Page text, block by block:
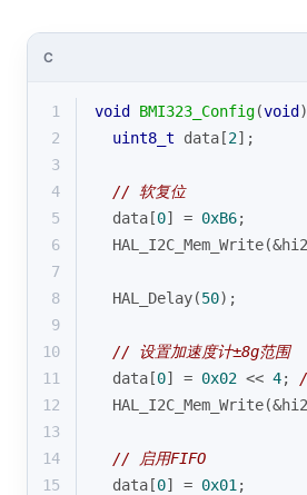
C
1 void BMI323_Config(void )
2
uint8_t data[2];
3
4
// 软复位
5
  data[
0] = 0xB6;
6
7
8
  HAL_Delay(
50);
9
10
// 设置加速度计±8g范围
11
  data[
0] = 0x02 << 4;
12
13
14
// 启用FIFO
15
  data[
0] = 0x01 ;